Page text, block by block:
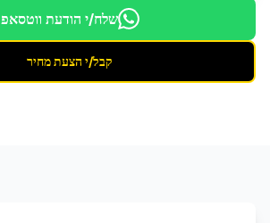
שלח/י הודעת ווטסאפ
קבל/י הצעת מחיר